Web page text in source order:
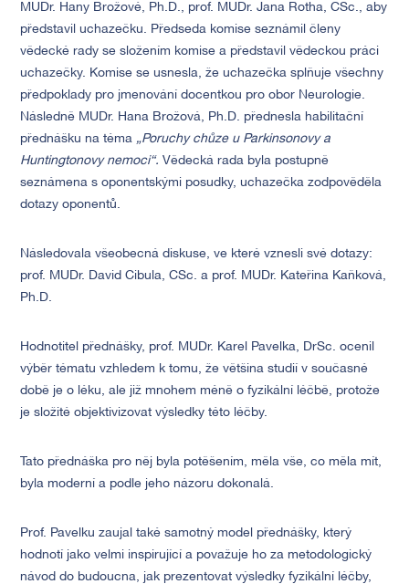
MUDr. Hany Brožové, Ph.D., prof. MUDr. Jana Rotha, CSc., aby
představil uchazečku. Předseda komise seznámil členy
vědecké rady se složením komise a představil vědeckou práci
uchazečky. Komise se usnesla, že uchazečka splňuje všechny
předpoklady pro jmenování docentkou pro obor Neurologie.
Následně MUDr. Hana Brožová, Ph.D. přednesla habilitační
přednášku na téma „Poruchy chůze u Parkinsonovy a
Huntingtonovy nemoci“.Vědecká rada byla postupně
seznámena s oponentskými posudky, uchazečka zodpověděla
dotazy oponentů.
Následovala všeobecná diskuse, ve které vznesli své dotazy:
prof. MUDr. David Cibula, CSc. a prof. MUDr. Kateřina Kaňková,
Ph.D.
Hodnotitel přednášky, prof. MUDr. Karel Pavelka, DrSc. ocenil
výběr tématu vzhledem k tomu, že většina studií v současné
době je o léku, ale již mnohem méně o fyzikální léčbě, protože
je složité objektivizovat výsledky této léčby.
Tato přednáška pro něj byla potěšením, měla vše, co měla mít,
byla moderní a podle jeho názoru dokonalá.
Prof. Pavelku zaujal také samotný model přednášky, který
hodnotí jako velmi inspirující a považuje ho za metodologický
návod do budoucna, jak prezentovat výsledky fyzikální léčby,